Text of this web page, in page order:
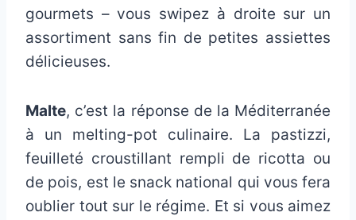
gourmets – vous swipez à droite sur un
assortiment sans fin de petites assiettes
délicieuses.
Malte, c’est la réponse de la Méditerranée
à un melting-pot culinaire. La pastizzi,
feuilleté croustillant rempli de ricotta ou
de pois, est le snack national qui vous fera
oublier tout sur le régime. Et si vous aimez